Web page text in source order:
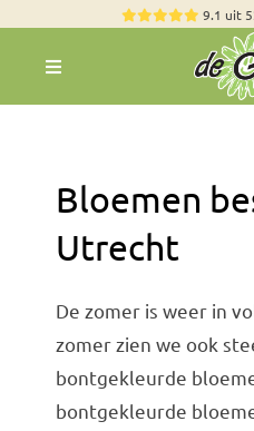
9.1 uit
Toggle
Rozen
Exclusieve boeketten
Boeketten
Groen & Decoratief
Bloemen per soort
Bloemen
Utrecht
De zomer is weer in
zomer zien we ook
bontgekleurde
bontgekleurde